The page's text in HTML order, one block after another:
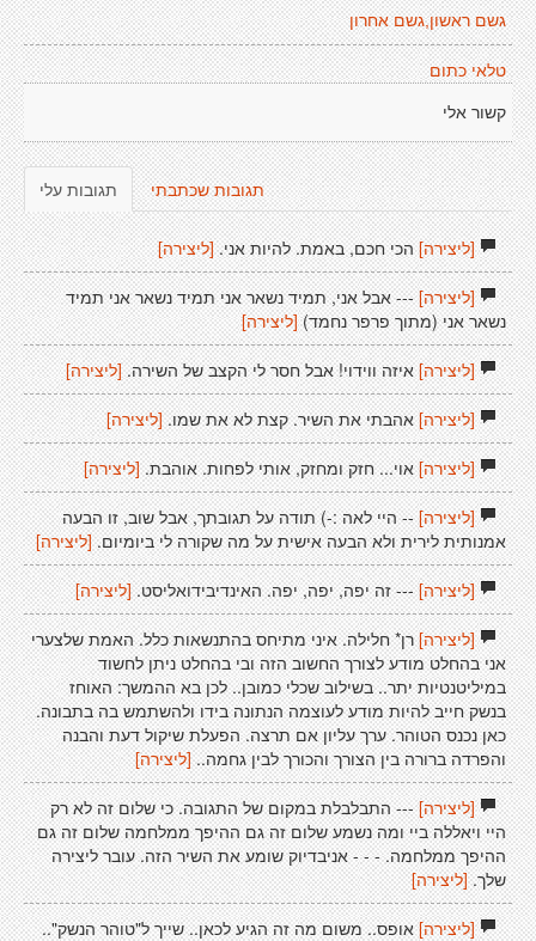
גשם ראשון,גשם אחרון
טלאי כתום
קשור אלי
תגובות עלי תגובות שכתבתי
[ליצירה]הכי חכם, באמת. להיות אני.[ליצירה]
[ליצירה]--- אבל אני, תמיד נשאר אני תמיד נשאר אני תמיד
נשאר אני (מתוך פרפר נחמד) [ליצירה]
[ליצירה]איזה ווידוי! אבל חסר לי הקצב של השירה. [ליצירה]
[ליצירה]אהבתי את השיר. קצת לא את שמו. [ליצירה]
[ליצירה]אוי... חזק ומחזק, אותי לפחות. אוהבת. [ליצירה]
[ליצירה]-- היי לאה :-) תודה על תגובתך, אבל שוב, זו הבעה
אמנותית לירית ולא הבעה אישית על מה שקורה לי ביומיום. [ליצירה]
[ליצירה]--- זה יפה, יפה, יפה. האינדיבידואליסט. [ליצירה]
[ליצירה]רן* חלילה. איני מתיחס בהתנשאות כלל. האמת שלצערי
אני בהחלט מודע לצורך החשוב הזה ובי בהחלט ניתן לחשוד
במיליטנטיות יתר.. בשילוב שכלי כמובן.. לכן בא ההמשך: האוחז
בנשק חייב להיות מודע לעוצמה הנתונה בידו ולהשתמש בה בתבונה.
כאן נכנס הטוהר. ערך עליון אם תרצה. הפעלת שיקול דעת והבנה
והפרדה ברורה בין הצורך והכורך לבין גחמה.. [ליצירה]
[ליצירה]--- התבלבלת במקום של התגובה. כי שלום זה לא רק
היי ויאללה ביי ומה נשמע שלום זה גם ההיפך ממלחמה שלום זה גם
ההיפך ממלחמה. - - - אניבדיוק שומע את השיר הזה. עובר ליצירה
שלך. [ליצירה]
[ליצירה]אופס.. משום מה זה הגיע לכאן.. שייך ל"טוהר הנשק"..